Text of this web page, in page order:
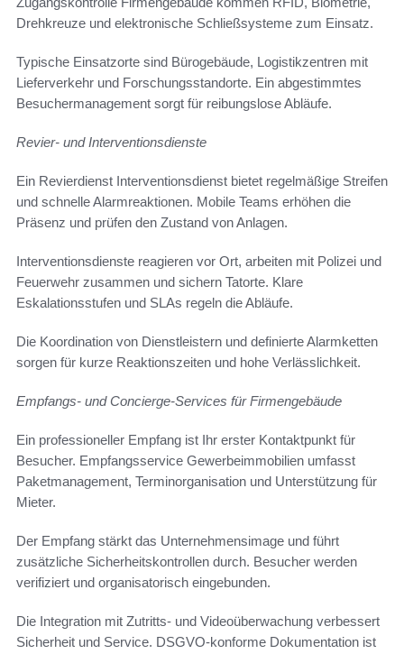
Drehkreuze und elektronische Schließsysteme zum Einsatz.
Typische Einsatzorte sind Bürogebäude, Logistikzentren mit
Lieferverkehr und Forschungsstandorte. Ein abgestimmtes
Besuchermanagement sorgt für reibungslose Abläufe.
Revier- und Interventionsdienste
Ein Revierdienst Interventionsdienst bietet regelmäßige Streifen
und schnelle Alarmreaktionen. Mobile Teams erhöhen die
Präsenz und prüfen den Zustand von Anlagen.
Interventionsdienste reagieren vor Ort, arbeiten mit Polizei und
Feuerwehr zusammen und sichern Tatorte. Klare
Eskalationsstufen und SLAs regeln die Abläufe.
Die Koordination von Dienstleistern und definierte Alarmketten
sorgen für kurze Reaktionszeiten und hohe Verlässlichkeit.
Empfangs- und Concierge-Services für Firmengebäude
Ein professioneller Empfang ist Ihr erster Kontaktpunkt für
Besucher. Empfangsservice Gewerbeimmobilien umfasst
Paketmanagement, Terminorganisation und Unterstützung für
Mieter.
Der Empfang stärkt das Unternehmensimage und führt
zusätzliche Sicherheitskontrollen durch. Besucher werden
verifiziert und organisatorisch eingebunden.
Die Integration mit Zutritts- und Videoüberwachung verbessert
Sicherheit und Service. DSGVO-konforme Dokumentation ist